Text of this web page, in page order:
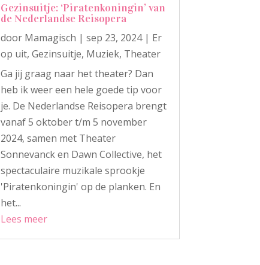
Gezinsuitje: ‘Piratenkoningin’ van
de Nederlandse Reisopera
door Mamagisch | sep 23, 2024| Er
op uit, Gezinsuitje, Muziek, Theater
Ga jij graag naar het theater? Dan
heb ik weer een hele goede tip voor
je. De Nederlandse Reisopera brengt
vanaf 5 oktober t/m 5 november
2024, samen met Theater
Sonnevanck en Dawn Collective, het
spectaculaire muzikale sprookje
'Piratenkoningin' op de planken. En
het...
Lees meer